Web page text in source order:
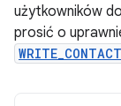
użytkowników
prosić o